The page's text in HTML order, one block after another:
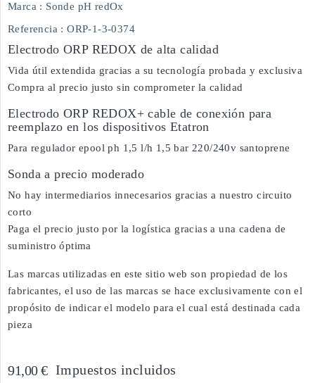
Marca : Sonde pH redOx
Referencia : ORP-1-3-0374
Electrodo ORP REDOX de alta calidad
Vida útil extendida gracias a su tecnología probada y exclusiva
Compra al precio justo sin comprometer la calidad
Electrodo ORP REDOX+ cable de conexión para
reemplazo en los dispositivos Etatron
Para regulador epool ph 1,5 l/h 1,5 bar 220/240v santoprene
Sonda a precio moderado
No hay intermediarios innecesarios gracias a nuestro circuito
corto
Paga el precio justo por la logística gracias a una cadena de
suministro óptima
Las marcas utilizadas en este sitio web son propiedad de los
fabricantes, el uso de las marcas se hace exclusivamente con el
propósito de indicar el modelo para el cual está destinada cada
pieza
91,00 € Impuestos incluidos